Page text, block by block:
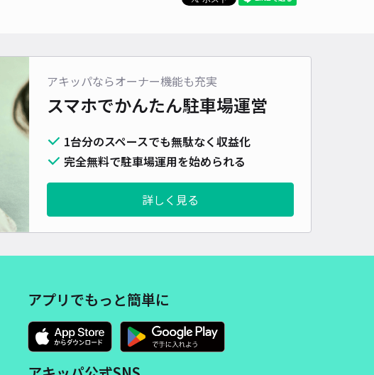
アキッパならオーナー機能も充実
スマホでかんたん駐車場運営
1台分のスペースでも無駄なく収益化
完全無料で駐車場運用を始められる
詳しく見る
アプリでもっと簡単に